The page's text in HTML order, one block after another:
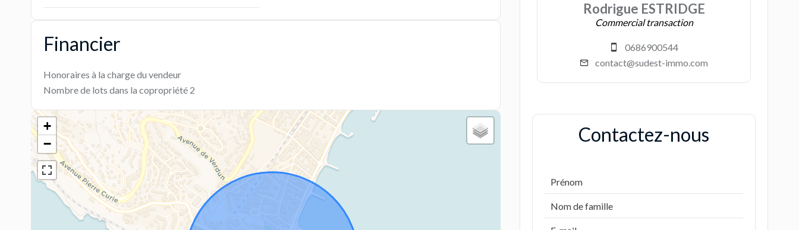
Financier
Honoraires à la charge du vendeur
Nombre de lots dans la copropriété 2
+
−
Rodrigue ESTRIDGE
Commercial transaction
0686900544
contact@sudest-immo.com
Contactez-nous